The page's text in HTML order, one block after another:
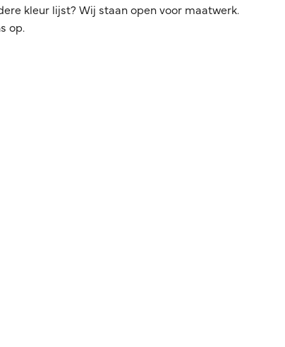
kleur lijst? Wij staan open voor maatwerk.
op.